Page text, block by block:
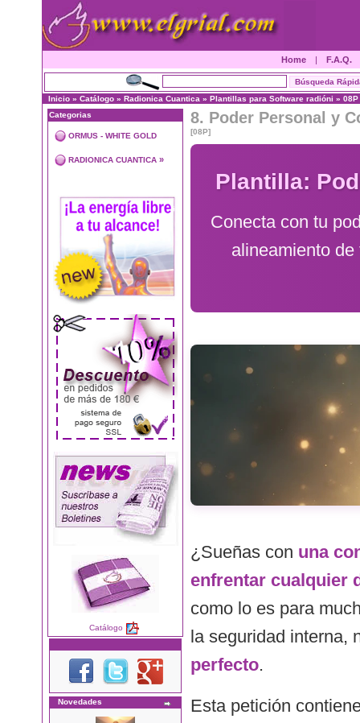
Home | F.A.Q.
Inicio » Catálogo » Radionica Cuantica » Plantillas para Software radióni » 08P
Categorias
ORMUS - WHITE GOLD
RADIONICA CUANTICA »
Catálogo
Novedades
8. Poder Personal y
[08P]
Plantilla:
Conecta con tu
alineamiento
¿Sueñas con una
enfrentar cualquier
como lo es para
la seguridad interna,
perfecto.
Esta petición